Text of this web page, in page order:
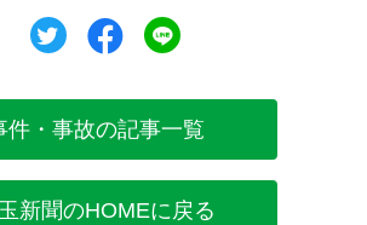
ツイートシェア
件・事故の記事一覧
新聞のHOMEに戻る